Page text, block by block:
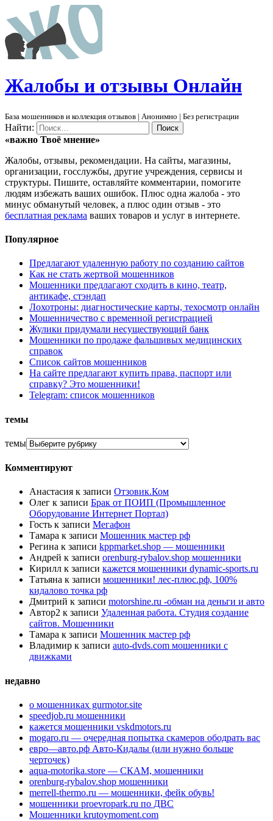
Жалобы и отзывы Онлайн
База мошенников и коллекция отзывов | Анонимно | Без регистрации
Найти:
«важно Твоё мнение»
Жалобы, отзывы, рекомендации. На сайты, магазины,
организации, госслужбы, другие учреждения, сервисы и
структуры. Пишите, оставляйте комментарии, помогите
людям избежать ваших ошибок. Плюс одна жалоба - это
минус обманутый человек, а плюс один отзыв - это
бесплатная реклама ваших товаров и услуг в интернете.
Популярное
Предлагают удаленную работу по созданию сайтов
Как не стать жертвой мошенников
Мошенники предлагают сходить в кино, театр,
антикафе, стэндап
Лохотроны: диагностические карты, техосмотр онлайн
Мошенничество с временной регистрацией
Жулики придумали несуществующий банк
Мошенники по продаже фальшивых медицинских
справок
Список сайтов мошенников
На сайте предлагают купить права, паспорт или
справку? Это мошенники!
Telegram: список мошенников
темы
темы
Комментируют
Анастасия к записи Отзовик.Ком
Олег к записи Брак от ПОИП (Промышленное
Оборудование Интернет Портал)
Гость к записи Мегафон
Тамара к записи Мошенник мастер рф
Регина к записи kppmarket.shop — мошенники
Андрей к записи orenburg-rybalov.shop мошенники
Кирилл к записи кажется мошенники dynamic-sports.ru
Татьяна к записи мошенники! лес-плюс.рф, 100%
кидалово точка рф
Дмитрий к записи motorshine.ru -обман на деньги и авто
Автор2 к записи Удаленная работа. Студия создание
сайтов. Мошенники
Тамара к записи Мошенник мастер рф
Владимир к записи auto-dvds.com мошенники с
движками
недавно
о мошенниках gurmotor.site
speedjob.ru мошенники
кажется мошенники vskdmotors.ru
mogaro.ru — очередная попытка скамеров ободрать вас
евро—авто.рф Авто-Кидалы (или нужно больше
черточек)
aqua-motorika.store — СКАМ, мошенники
orenburg-rybalov.shop мошенники
merrell-thermo.ru — мошенники, фейк обувь!
мошенники proevropark.ru по ДВС
Мошенники krutoymoment.com